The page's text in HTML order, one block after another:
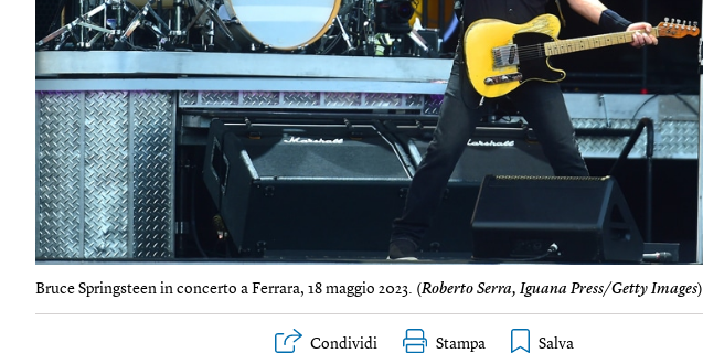
Bruce Springsteen in concerto a Ferrara, 18 maggio 2023. (Roberto Serra, Iguana Press/Getty Images)
Condividi Stampa